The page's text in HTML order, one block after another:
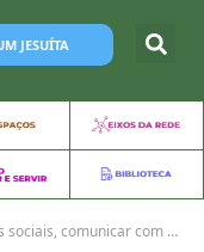
JESUÍTA
com honestidade e prudência